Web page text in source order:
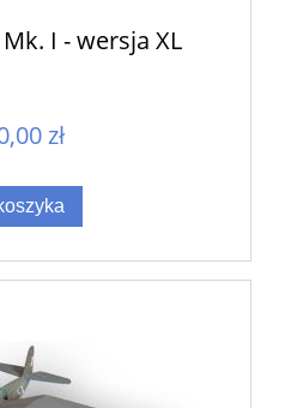
I - wersja XL
zł